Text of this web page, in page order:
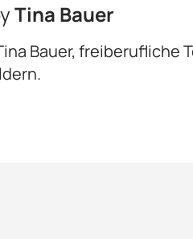
Tina Bauer
Bauer,